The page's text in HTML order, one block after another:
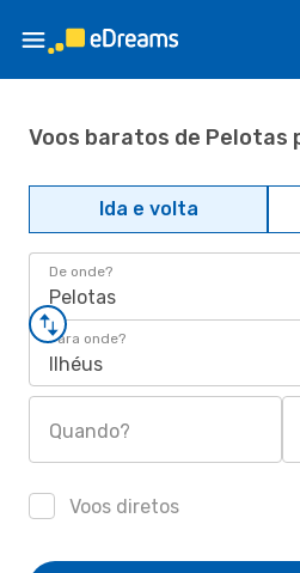
Voos baratos de Pelotas
Ida e volta
De onde?
Pelotas
Para onde?
Ilhéus
Quando?
Voos diretos